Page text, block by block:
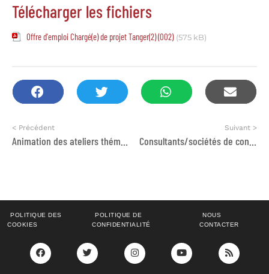
Télécharger les fichiers
Offre d'emploi Chargé(e) de projet Tanger(2) (002) (575 kB)
< Précédent Suivant >
POLITIQUE DES
COOKIES
POLITIQUE DE
CONFIDENTIALITÉ
NOUS
CONTACTER